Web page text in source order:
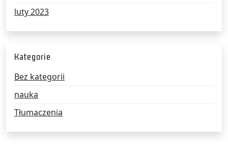
luty 2023
Kategorie
Bez kategorii
nauka
Tłumaczenia